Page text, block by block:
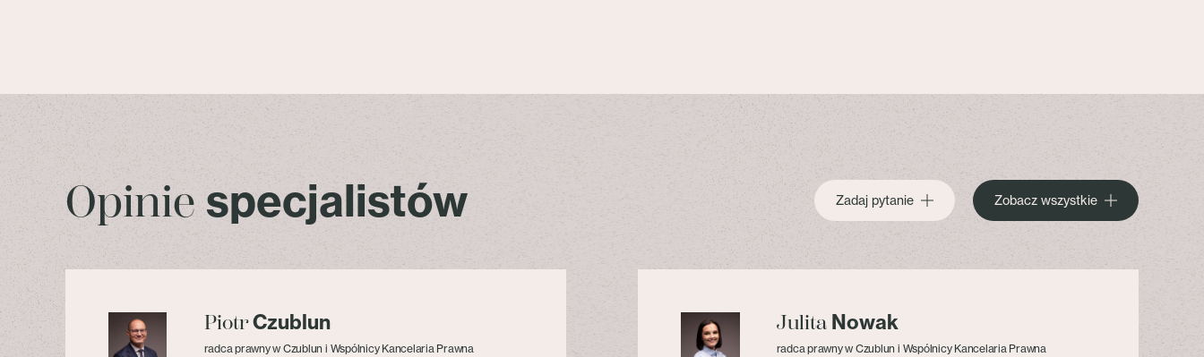
Opinie specjalistów Zadaj pytanie Zobacz wszystkie
PiotrCzublun
radca prawny w Czublun i Wspólnicy Kancelaria Prawna
Julita Nowak
radca prawny w Czublun i Wspólnicy Kancelaria Prawna